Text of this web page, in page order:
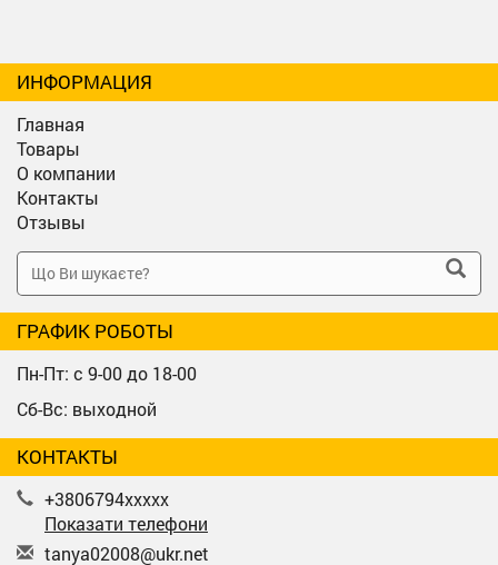
ИНФОРМАЦИЯ
Главная
Товары
О компании
Контакты
Отзывы
ГРАФИК РОБОТЫ
Пн-Пт: с 9-00 до 18-00
Сб-Вс: выходной
КОНТАКТЫ
+3806794xxxxx
Показати телефони
tanya02008@ukr.net